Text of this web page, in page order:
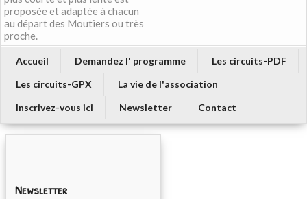
proposée et adaptée à chacun
au départ des Moutiers ou très
proche.
Accueil Demandez l' programme
Les circuits-PDF
Les circuits-GPX
La vie de l'association
Inscrivez-vous ici
Newsletter Contact
Newsletter